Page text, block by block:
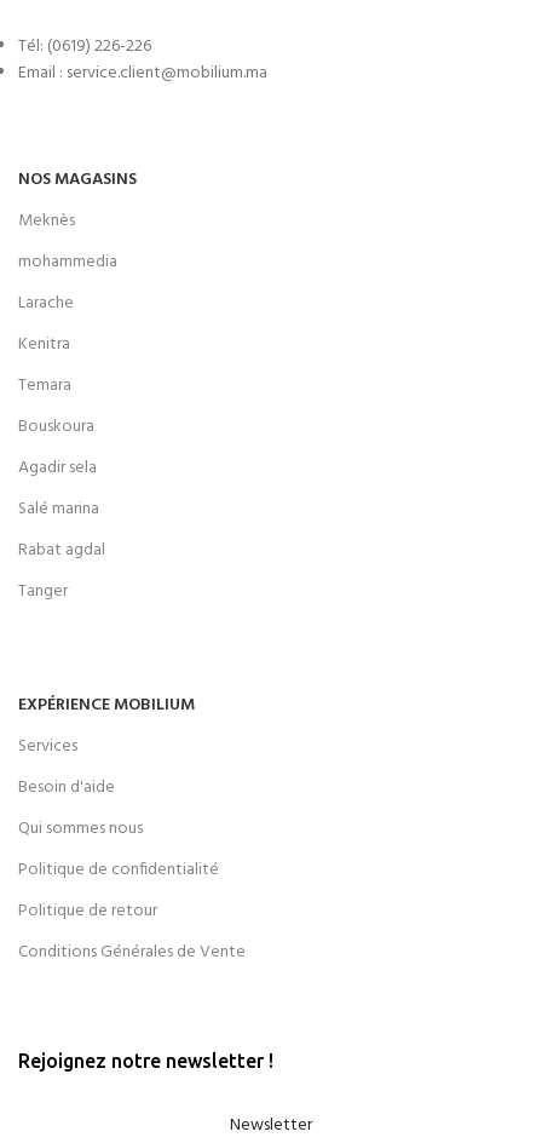
Tél: (0619) 226-226
Email : service.client@mobilium.ma
NOS MAGASINS
Meknès
mohammedia
Larache
Kenitra
Temara
Bouskoura
Agadir sela
Salé marina
Rabat agdal
Tanger
EXPÉRIENCE MOBILIUM
Services
Besoin d'aide
Qui sommes nous
Politique de confidentialité
Politique de retour
Conditions Générales de Vente
Rejoignez notre newsletter !
Newsletter